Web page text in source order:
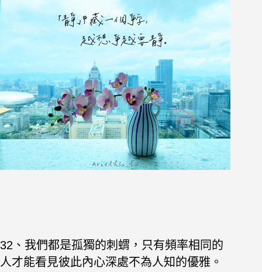
32、我們都是孤獨的刺蝟，只有頻率相同的
人才能看見彼此內心深處不為人知的優雅。